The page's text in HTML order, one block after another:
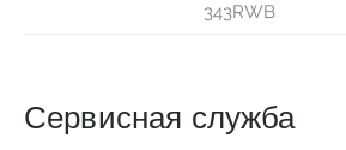
343RWB
Сервисная служба